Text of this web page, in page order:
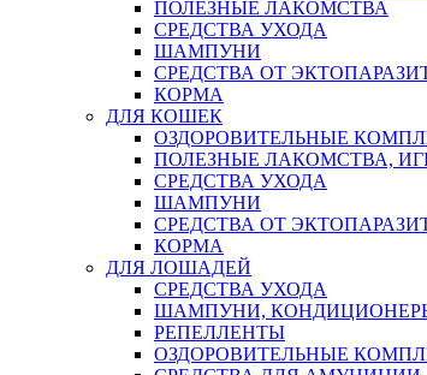
ПОЛЕЗНЫЕ ЛАКОМСТВА
СРЕДСТВА УХОДА
ШАМПУНИ
СРЕДСТВА ОТ
КОРМА
ДЛЯ КОШЕК
ОЗДОРОВИТЕЛЬНЫЕ
ПОЛЕЗНЫЕ ЛАКОМСТВА,
СРЕДСТВА УХОДА
ШАМПУНИ
СРЕДСТВА ОТ
КОРМА
ДЛЯ ЛОШАДЕЙ
СРЕДСТВА УХОДА
ШАМПУНИ,
РЕПЕЛЛЕНТЫ
ОЗДОРОВИТЕЛЬНЫЕ